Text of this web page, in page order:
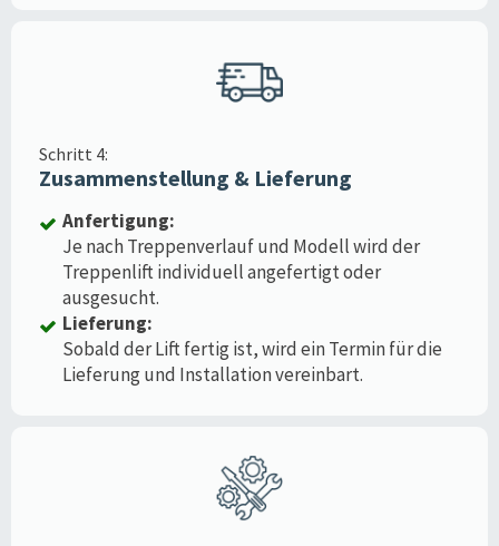
Schritt 4:
Zusammenstellung & Lieferung
Anfertigung:
Je nach Treppenverlauf und Modell wird der
Treppenlift individuell angefertigt oder
ausgesucht.
Lieferung:
Sobald der Lift fertig ist, wird ein Termin für die
Lieferung und Installation vereinbart.